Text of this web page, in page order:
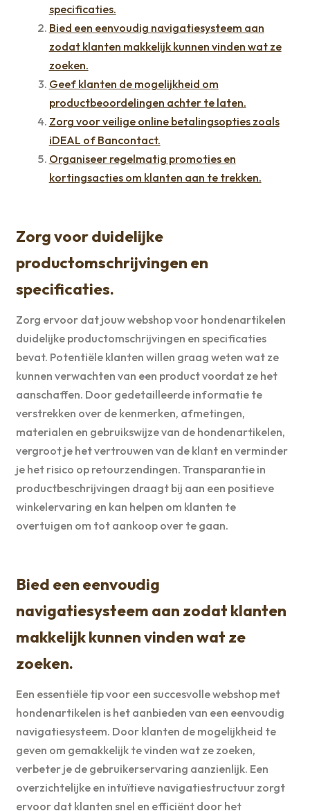
specificaties.
Bied een eenvoudig navigatiesysteem aan
zodat klanten makkelijk kunnen vinden wat ze
zoeken.
Geef klanten de mogelijkheid om
productbeoordelingen achter te laten.
Zorg voor veilige online betalingsopties zoals
iDEAL of Bancontact.
Organiseer regelmatig promoties en
kortingsacties om klanten aan te trekken.
Zorg voor duidelijke
productomschrijvingen en
specificaties.
Zorg ervoor dat jouw webshop voor hondenartikelen
duidelijke productomschrijvingen en specificaties
bevat. Potentiële klanten willen graag weten wat ze
kunnen verwachten van een product voordat ze het
aanschaffen. Door gedetailleerde informatie te
verstrekken over de kenmerken, afmetingen,
materialen en gebruikswijze van de hondenartikelen,
vergroot je het vertrouwen van de klant en verminder
je het risico op retourzendingen. Transparantie in
productbeschrijvingen draagt bij aan een positieve
winkelervaring en kan helpen om klanten te
overtuigen om tot aankoop over te gaan.
Bied een eenvoudig
navigatiesysteem aan zodat klanten
makkelijk kunnen vinden wat ze
zoeken.
Een essentiële tip voor een succesvolle webshop met
hondenartikelen is het aanbieden van een eenvoudig
navigatiesysteem. Door klanten de mogelijkheid te
geven om gemakkelijk te vinden wat ze zoeken,
verbeter je de gebruikerservaring aanzienlijk. Een
overzichtelijke en intuïtieve navigatiestructuur zorgt
ervoor dat klanten snel en efficiënt door het